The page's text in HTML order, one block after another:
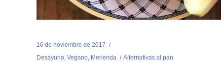
16 de noviembre de 2017
Desayuno, Vegano, Merienda Alternativas al pan